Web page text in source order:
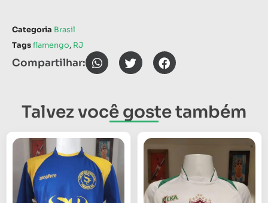
Categoria Brasil
Tagsflamengo, RJ
Compartilhar:
Talvez você goste também